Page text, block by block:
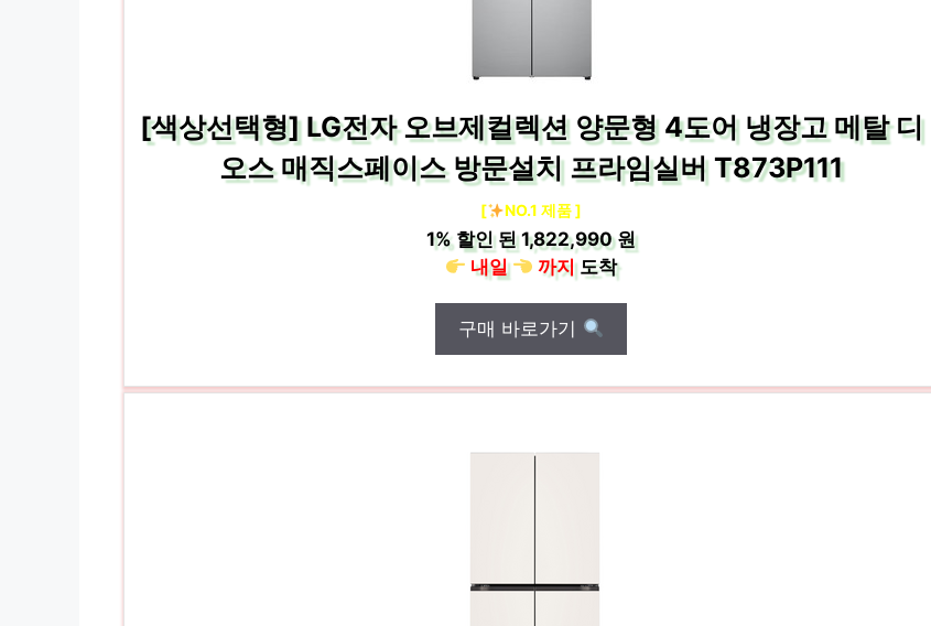
[색상선택형] LG전자 오브제컬렉션 양문형 4도어 냉장고 메탈 디
오스 매직스페이스 방문설치 프라임실버 T873P111
[ NO.1 제품 ]
1%할인 된1,822,990 원
내일
까지도착
구매 바로가기